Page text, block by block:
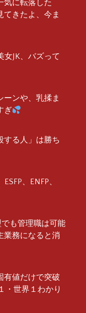
気に転落した
てきたよ、今ま
女JK、バズって
ンや、乳揉ま
ぎ
する人」は勝ち
、ENFP、
も管理職は可能
業務になると消
値だけで突破
・世界１わかり